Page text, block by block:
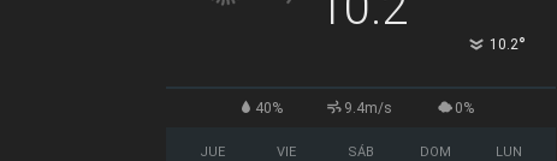
10.2°
40% 9.4m/s 0%
JUE VIE SÁB DOM LUN